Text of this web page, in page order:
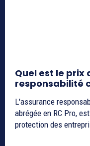
Quel est le prix
responsabilité
L'assurance
abrégée en RC Pro,
protection des